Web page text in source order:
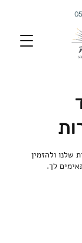
שלנו ולהזמין
לך.